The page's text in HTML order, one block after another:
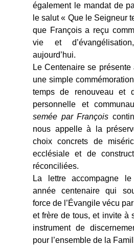
également le mandat de
le salut « Que le Seigneur
que François a reçu
vie et
aujourd’hui.
Le Centenaire se
une simple
temps de renouveau et
personnelle et
semée par François
nous appelle à la
choix concrets de
ecclésiale et de
réconciliées.
La lettre accompagne
année centenaire qui
force de l’Évangile vécu
et frère de tous, et invite à
instrument de
pour l’ensemble de la